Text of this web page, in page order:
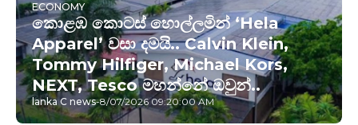
ECONOMY
කොළඹ කොටස් හොල්ලමින් ‘Hela
Apparel’ වසා දමයි.. Calvin Klein,
Tommy Hilfiger, Michael Kors,
NEXT, Tesco මහන්නේ ඔවුන්..
lanka C news-8/07/2026 09:20:00 AM